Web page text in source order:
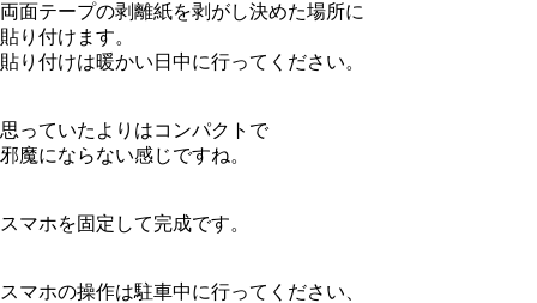
両面テープの剥離紙を剥がし決めた場所に
貼り付けます。
貼り付けは暖かい日中に行ってください。
思っていたよりはコンパクトで
邪魔にならない感じですね。
スマホを固定して完成です。
スマホの操作は駐車中に行ってください、